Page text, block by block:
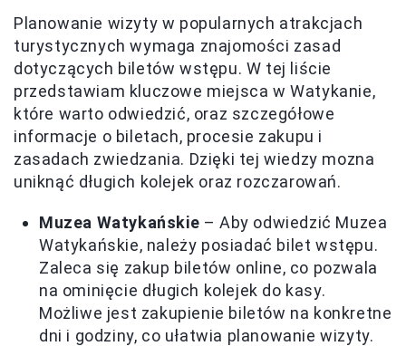
Planowanie wizyty w popularnych atrakcjach
turystycznych wymaga znajomości zasad
dotyczących biletów wstępu. W tej liście
przedstawiam kluczowe miejsca w Watykanie,
które warto odwiedzić, oraz szczegółowe
informacje o biletach, procesie zakupu i
zasadach zwiedzania. Dzięki tej wiedzy mozna
uniknąć długich kolejek oraz rozczarowań.
Muzea Watykańskie – Aby odwiedzić Muzea
Watykańskie, należy posiadać bilet wstępu.
Zaleca się zakup biletów online, co pozwala
na ominięcie długich kolejek do kasy.
Możliwe jest zakupienie biletów na konkretne
dni i godziny, co ułatwia planowanie wizyty.